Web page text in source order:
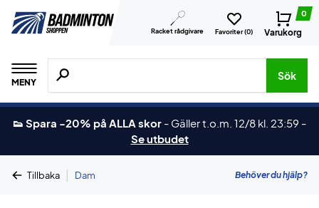
Racket rådgivare Favoriter (0)
0
Varukorg
MENY
Sök efter produkter, märken osv.
Sök
👟 Spara -20% på ALLA skor - Gäller t.o.m. 12/8 kl. 23:59 -
Se utbudet
Tillbaka | Dam Behöver du hjälp?